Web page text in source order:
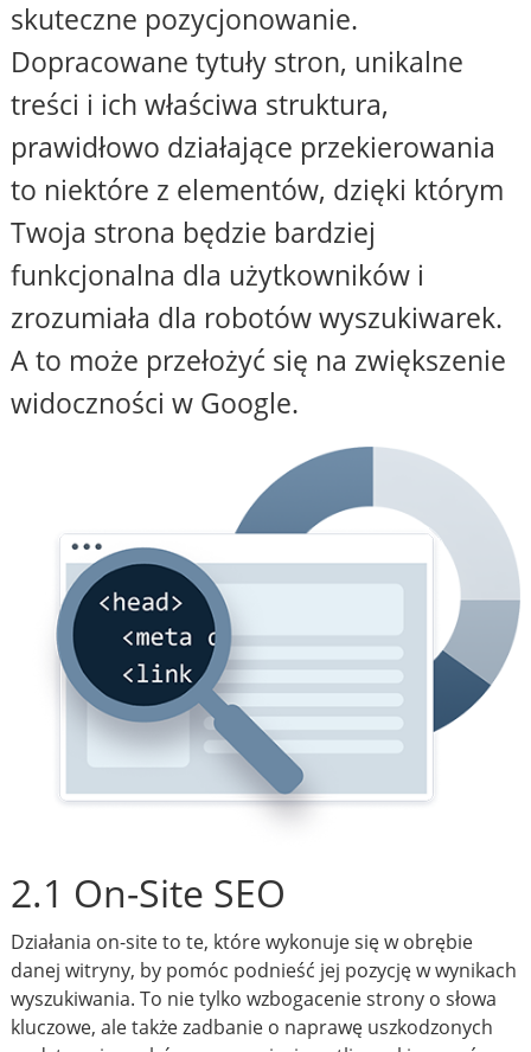
skuteczne pozycjonowanie.
Dopracowane tytuły stron, unikalne
treści i ich właściwa struktura,
prawidłowo działające przekierowania
to niektóre z elementów, dzięki którym
Twoja strona będzie bardziej
funkcjonalna dla użytkowników i
zrozumiała dla robotów wyszukiwarek.
A to może przełożyć się na zwiększenie
widoczności w Google.
2.1 On-Site SEO
Działania on-site to te, które wykonuje się w obrębie
danej witryny, by pomóc podnieść jej pozycję w wynikach
wyszukiwania. To nie tylko wzbogacenie strony o słowa
kluczowe, ale także zadbanie o naprawę uszkodzonych